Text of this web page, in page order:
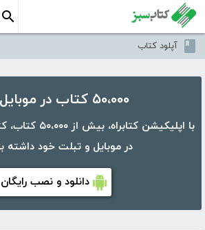
آپلود کتاب
۵۰،۰۰۰ کتاب در موبایل شما
با اپلیکیشن
در موبایل و تبلت خود داشته
دانلود و نصب رایگان